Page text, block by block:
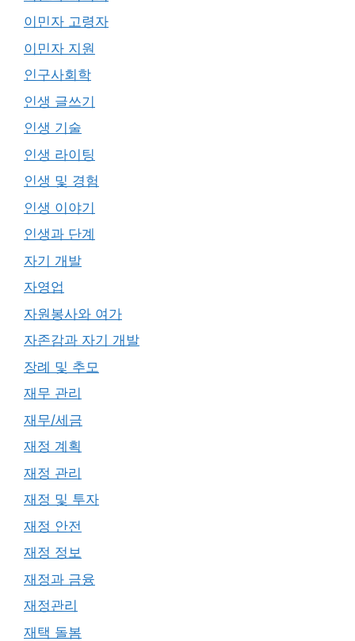
이민자 고령자
이민자 지원
인구사회학
인생 글쓰기
인생 기술
인생 라이팅
인생 및 경험
인생 이야기
인생과 단계
자기 개발
자영업
자원봉사와 여가
자존감과 자기 개발
장례 및 추모
재무 관리
재무/세금
재정 계획
재정 관리
재정 및 투자
재정 안전
재정 정보
재정과 금융
재정관리
재택 돌봄